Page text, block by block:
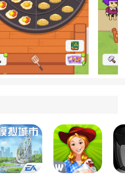
锁、制作流程都不复
触经营游戏的人也能很
菜品会吸引不同顾客，
入和人气也会跟着提